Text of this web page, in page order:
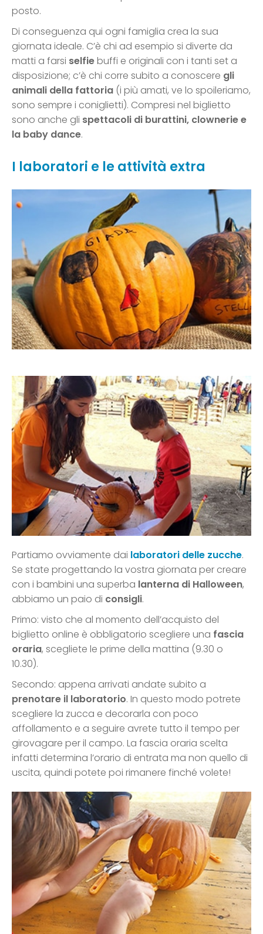
posto.
Di conseguenza qui ogni famiglia crea la sua
giornata ideale. C’è chi ad esempio si diverte da
matti a farsi selfiebuffi e originali con i tanti set a
disposizione; c’è chi corre subito a conoscere gli
animali della fattoria (i più amati, ve lo spoileriamo,
sono sempre i coniglietti). Compresi nel biglietto
sono anche gli spettacoli di burattini, clownerie e
la baby dance.
I laboratori e le attività extra
Partiamo ovviamente dai laboratori delle zucche.
Se state progettando la vostra giornata per creare
con i bambini una superba lanterna di Halloween,
abbiamo un paio di consigli.
Primo: visto che al momento dell’acquisto del
biglietto online è obbligatorio scegliere una fascia
oraria, scegliete le prime della mattina (9.30 o
10.30).
Secondo: appena arrivati andate subito a
prenotare il laboratorio. In questo modo potrete
scegliere la zucca e decorarla con poco
affollamento e a seguire avrete tutto il tempo per
girovagare per il campo. La fascia oraria scelta
infatti determina l’orario di entrata ma non quello di
uscita, quindi potete poi rimanere finché volete!